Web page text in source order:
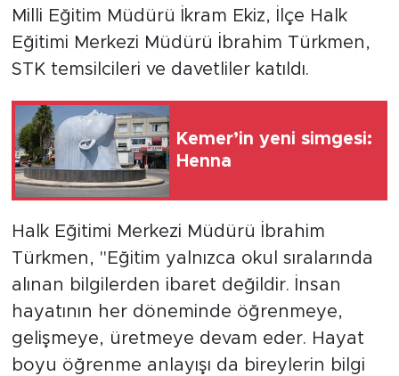
Milli Eğitim Müdürü İkram Ekiz, İlçe Halk
Eğitimi Merkezi Müdürü İbrahim Türkmen,
STK temsilcileri ve davetliler katıldı.
Kemer’in yeni simgesi:
Henna
Halk Eğitimi Merkezi Müdürü İbrahim
Türkmen, "Eğitim yalnızca okul sıralarında
alınan bilgilerden ibaret değildir. İnsan
hayatının her döneminde öğrenmeye,
gelişmeye, üretmeye devam eder. Hayat
boyu öğrenme anlayışı da bireylerin bilgi